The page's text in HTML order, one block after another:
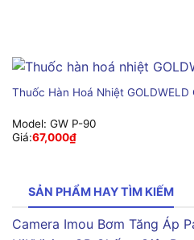
Thuốc Hàn Hoá Nhiệt GOLDWELD
Model: GW P-90
Giá:67,000₫
SẢN PHẨM HAY TÌM KIẾM
Camera Imou Bơm Tăng Áp